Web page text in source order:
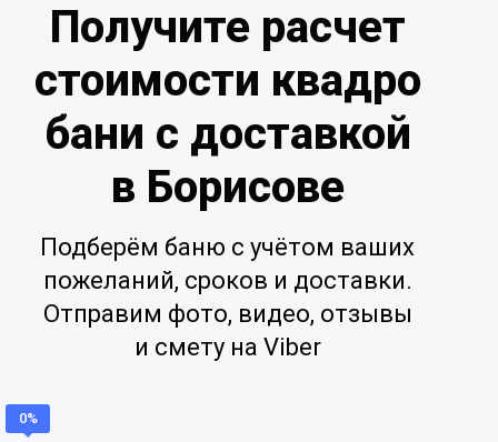
Подберём баню с учётом ваших
пожеланий, сроков и доставки.
Отправим фото, видео, отзывы
и смету на Viber
Получите расчет
стоимости квадро
бани с доставкой
в Борисове